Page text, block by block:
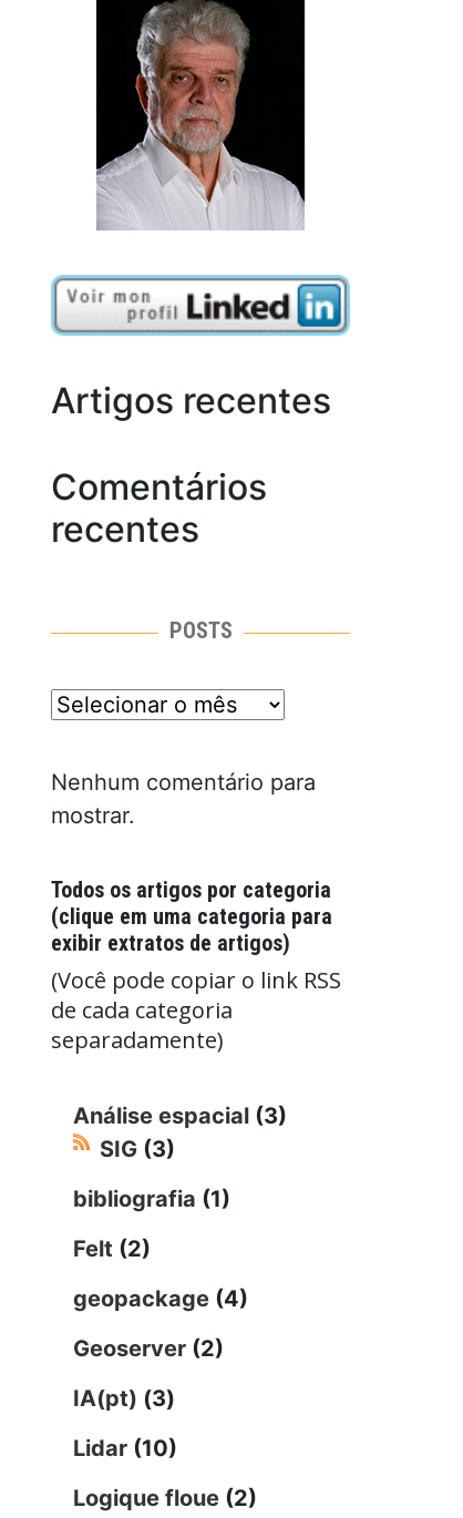
Artigos recentes
Comentários
recentes
POSTS
posts
Nenhum comentário para
mostrar.
Todos os artigos por categoria
(clique em uma categoria para
exibir extratos de artigos)
(Você pode copiar o link RSS
de cada categoria
separadamente)
Análise espacial (3)
SIG (3)
bibliografia (1)
Felt (2)
geopackage (4)
Geoserver (2)
IA(pt) (3)
Lidar (10)
Logique floue (2)